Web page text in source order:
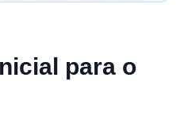
para o